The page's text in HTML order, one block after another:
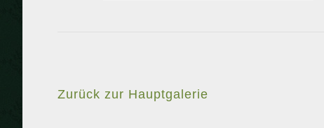
Zurück zur Hauptgalerie